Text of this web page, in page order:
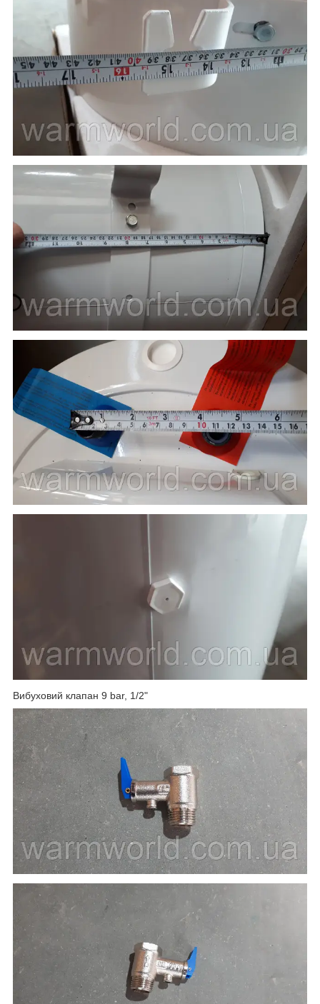
Вибуховий клапан 9 bar, 1/2"